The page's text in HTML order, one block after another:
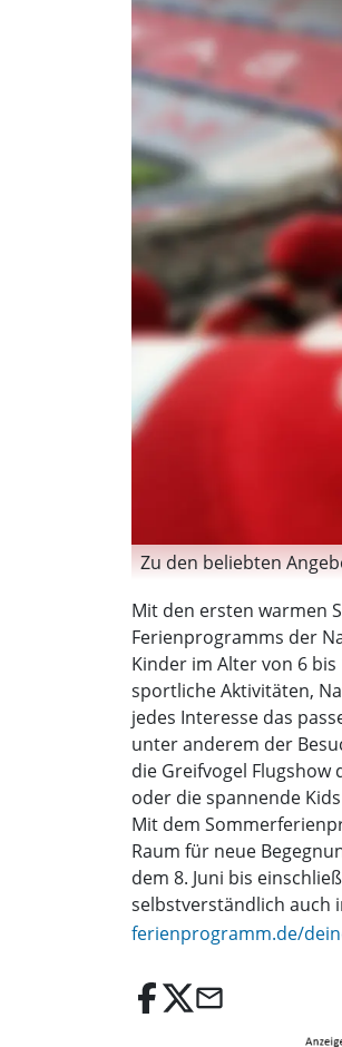
Zu den beliebten
Mit den ersten warmen
Ferienprogramms der
Kinder im Alter von 6
sportliche Aktivitäten,
jedes Interesse das
unter anderem der
die Greifvogel
oder die spannende
Mit dem
Raum für neue
dem 8. Juni bis
selbstverständlich auch
ferienprogramm.de/
email